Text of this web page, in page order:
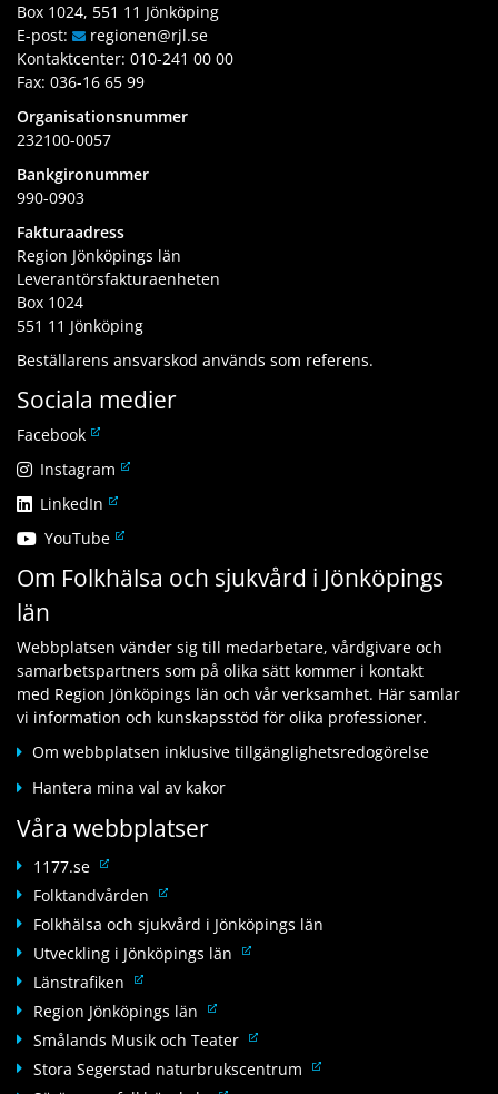
Box 1024, 551 11 Jönköping
E-post:
regionen@rjl.se
Kontaktcenter: 010-241 00 00
Fax: 036-16 65 99
Organisationsnummer
232100-0057
Bankgironummer
990-0903
Fakturaadress
Region Jönköpings län
Leverantörsfakturaenheten
Box 1024
551 11 Jönköping
Beställarens ansvarskod används som referens.
Sociala medier
FacebookL
n
k
i
l
n
n
a
n
e
b
p
a
t
s
Instagram L
ä
k
i
a
n
n
a
n
e
b
b
l
t
s
LinkedIn L
n
k
l
l
a
n
a
n
e
p
a
t
s
YouTubeL
n
i
l
l
a
n
a
w
b
p
l
a
t
Om Folkhälsa och sjukvård i Jönköpings
län
Webbplatsen vänder sig till medarbetare, vårdgivare och
samarbetspartners som på olika sätt kommer i kontakt
med Region Jönköpings län och vår verksamhet. Här samlar
vi information och kunskapsstöd för olika professioner.
Om webbplatsen inklusive tillgänglighetsredogörelse
Hantera mina val av kakor
Våra webbplatser
1177.se L
ä
k
t
i
l
a
n
Folktandvården L
ä
k
i
l
a
Folkhälsa och sjukvård i Jönköpings län
Utveckling i Jönköpings län L
t
i
Länstrafiken L
ä
n
k
t
Region Jönköpings län L
ä
k
Smålands Musik och Teater L
ä
Stora Segerstad naturbrukscentrum L